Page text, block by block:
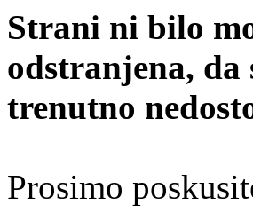
Strani ni bilo
odstranjena, da
trenutno
Prosimo